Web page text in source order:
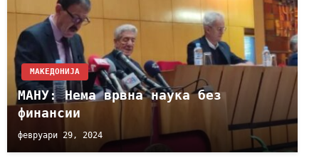
МАКЕДОНИЈА
МАНУ: Нема врвна наука без
финансии
февруари 29, 2024